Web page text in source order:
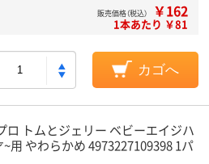
販売価格（税込） ￥162
1本あたり ￥81
カゴへ
ロ トムとジェリー ベビーエイジハ
~用 やわらかめ 4973227109398 1パ